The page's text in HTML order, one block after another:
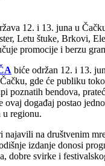
12. i 13. juna u
Letu štuke, Brkovi,
promocije i berzu
biće održan 12. i 13.
gde će publiku
poznatih bendova,
ovaj događaj postao
regionu.
najavili na društvenim
izdanje donosi
dobre svirke i